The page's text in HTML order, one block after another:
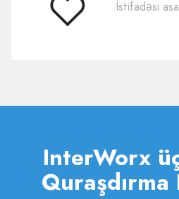
İstifadəsi
İstifadəsi
InterWorx
Quraşdırma